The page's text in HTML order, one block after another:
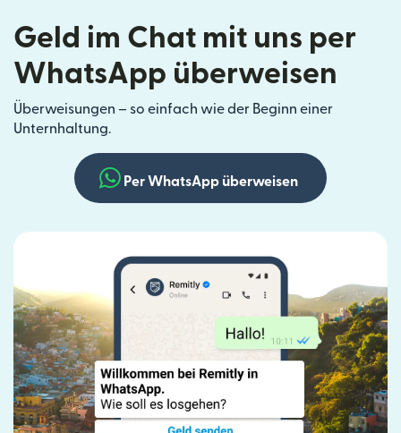
Geld im Chat mit uns per
WhatsApp überweisen
Überweisungen – so einfach wie der Beginn einer
Unternhaltung.
Per WhatsApp überweisen